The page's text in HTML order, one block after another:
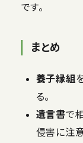
です。
まとめ
養子縁組
る。
遺言書で
侵害に注